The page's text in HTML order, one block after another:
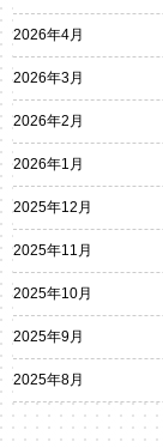
2026年4月
2026年3月
2026年2月
2026年1月
2025年12月
2025年11月
2025年10月
2025年9月
2025年8月